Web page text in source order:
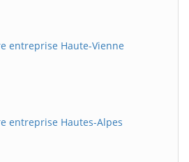
entreprise Haute-Vienne
entreprise Hautes-Alpes